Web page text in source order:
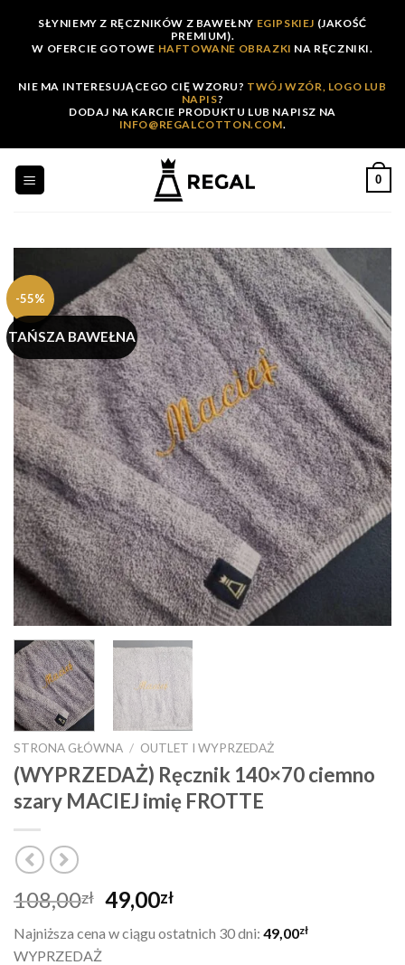
content
SŁYNIEMY Z RĘCZNIKÓW Z BAWEŁNY EGIPSKIEJ (JAKOŚĆ
PREMIUM).
W OFERCIE GOTOWE HAFTOWANE OBRAZKI NA RĘCZNIKI.
NIE MA INTERESUJĄCEGO CIĘ WZORU? TWÓJ WZÓR, LOGO LUB
NAPIS?
DODAJ NA KARCIE PRODUKTU LUB NAPISZ NA
INFO@REGALCOTTON.COM.
0
-55%
TAŃSZA BAWEŁNA
STRONA GŁÓWNA / OUTLET I WYPRZEDAŻ
(WYPRZEDAŻ) Ręcznik 140×70 ciemno
szary MACIEJ imię FROTTE
108,00zł Pierwotna
cena
wynosiła:
49,00złAktualna
wynosi:
Najniższa cena w ciągu ostatnich 30 dni: 49,00zł
WYPRZEDAŻ